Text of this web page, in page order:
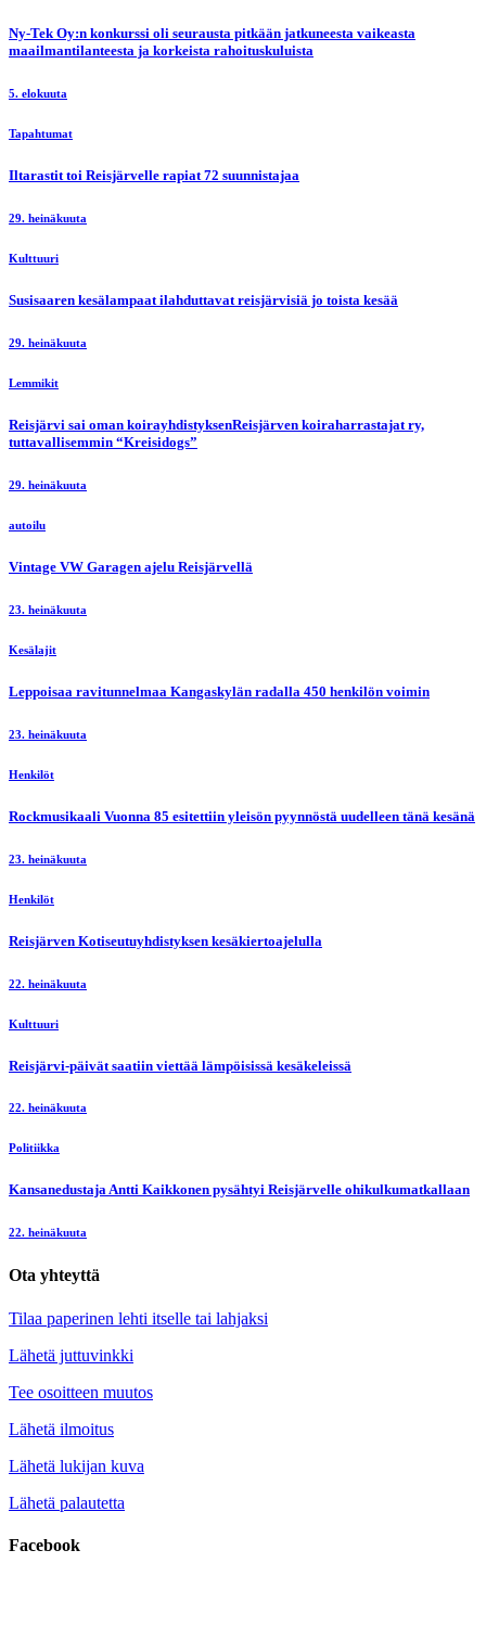
Ny-Tek Oy:n konkurssi oli seurausta pitkään jatkuneesta vaikeasta
maailmantilanteesta ja korkeista rahoituskuluista
5. elokuuta
Tapahtumat
Iltarastit toi Reisjärvelle rapiat 72 suunnistajaa
29. heinäkuuta
Kulttuuri
Susisaaren kesälampaat ilahduttavat reisjärvisiä jo toista kesää
29. heinäkuuta
Lemmikit
Reisjärvi sai oman koirayhdistyksenReisjärven koiraharrastajat ry,
tuttavallisemmin “Kreisidogs”
29. heinäkuuta
autoilu
Vintage VW Garagen ajelu Reisjärvellä
23. heinäkuuta
Kesälajit
Leppoisaa ravitunnelmaa Kangaskylän radalla 450 henkilön voimin
23. heinäkuuta
Henkilöt
Rockmusikaali Vuonna 85 esitettiin yleisön pyynnöstä uudelleen tänä kesänä
23. heinäkuuta
Henkilöt
Reisjärven Kotiseutuyhdistyksen kesäkiertoajelulla
22. heinäkuuta
Kulttuuri
Reisjärvi-päivät saatiin viettää lämpöisissä kesäkeleissä
22. heinäkuuta
Politiikka
Kansanedustaja Antti Kaikkonen pysähtyi Reisjärvelle ohikulkumatkallaan
22. heinäkuuta
Ota yhteyttä
Tilaa paperinen lehti itselle tai lahjaksi
Lähetä juttuvinkki
Tee osoitteen muutos
Lähetä ilmoitus
Lähetä lukijan kuva
Lähetä palautetta
Facebook